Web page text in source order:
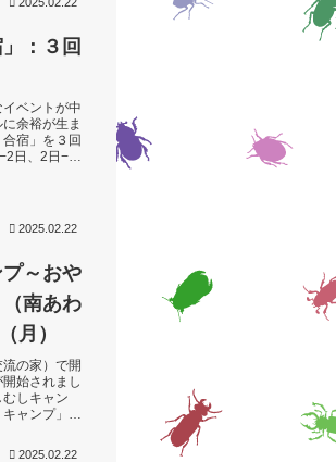
：３回
ベントが中
余裕が生ま
宿」を３回
日、2日−3
2025.02.22
プ～おや
南あわ
月）
の家）で開
始されまし
しキャン
ャンプ」で
2025.02.22